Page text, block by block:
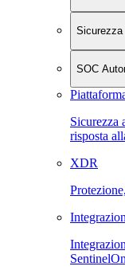
Sicurezza
SOC
Sicurezza
risposta
XDR